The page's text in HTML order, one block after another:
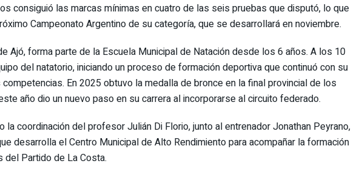
consiguió las marcas mínimas en cuatro de las seis pruebas que disputó, lo que
Campeonato Argentino de su categoría, que se desarrollará en noviembre.
Ajó, forma parte de la Escuela Municipal de Natación desde los 6 años. A los 10
del natatorio, iniciando un proceso de formación deportiva que continuó con su
En 2025 obtuvo la medalla de bronce en la final provincial de los
año dio un nuevo paso en su carrera al incorporarse al circuito federado.
la coordinación del profesor Julián Di Florio, junto al entrenador Jonathan Peyrano,
desarrolla el Centro Municipal de Alto Rendimiento para acompañar la formación
Partido de La Costa.